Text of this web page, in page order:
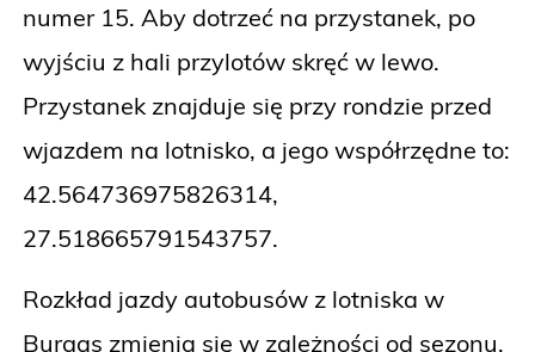
numer 15. Aby dotrzeć na przystanek, po
wyjściu z hali przylotów skręć w lewo.
Przystanek znajduje się przy rondzie przed
wjazdem na lotnisko, a jego współrzędne to:
42.564736975826314,
27.518665791543757.
Rozkład jazdy autobusów z lotniska w
Burgas zmienia się w zależności od sezonu.